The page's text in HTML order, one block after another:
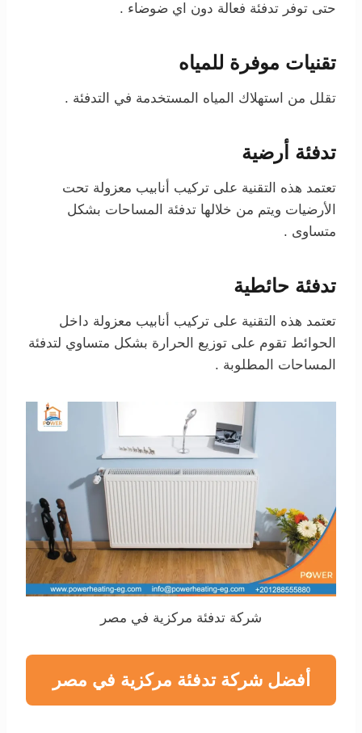
حتى توفر تدفئة فعالة دون اي ضوضاء .
تقنيات موفرة للمياه
تقلل من استهلاك المياه المستخدمة في التدفئة .
تدفئة أرضية
تعتمد هذه التقنية على تركيب أنابيب معزولة تحت
الأرضيات ويتم من خلالها تدفئة المساحات بشكل
متساوى .
تدفئة حائطية
تعتمد هذه التقنية على تركيب أنابيب معزولة داخل
الحوائط تقوم على توزيع الحرارة بشكل متساوي لتدفئة
المساحات المطلوبة .
شركة تدفئة مركزية في مصر
أفضل شركة تدفئة مركزية في مصر